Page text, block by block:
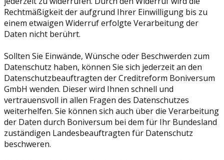
Rechtmäßigkeit der aufgrund Ihrer Einwilligung bis zu
einem etwaigen Widerruf erfolgte Verarbeitung der
Daten nicht berührt.
Sollten Sie Einwände, Wünsche oder Beschwerden zum
Datenschutz haben, können Sie sich jederzeit an den
Datenschutzbeauftragten der Creditreform Boniversum
GmbH wenden. Dieser wird Ihnen schnell und
vertrauensvoll in allen Fragen des Datenschutzes
weiterhelfen. Sie können sich auch über die Verarbeitung
der Daten durch Boniversum bei dem für Ihr Bundesland
zuständigen Landesbeauftragten für Datenschutz
beschweren.